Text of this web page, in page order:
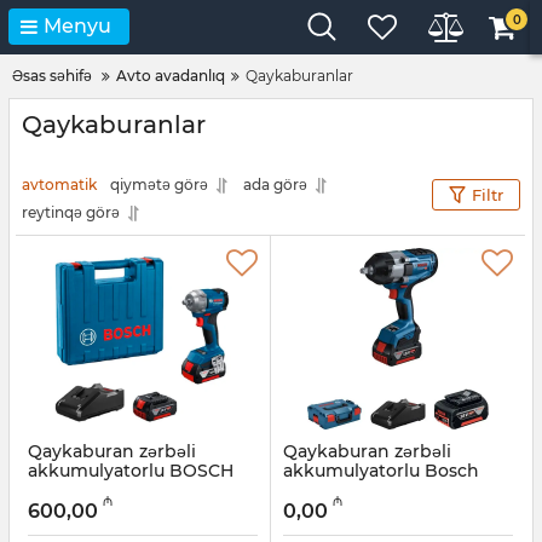
Menyu 0
Əsas səhifə Avto avadanlıq Qaykaburanlar
Qaykaburanlar
avtomatik qiymətə görə
ada görə
reytinqə görə
Filtr
Qaykaburan zərbəli
akkumulyatorlu BOSCH
Artikul: 018000088
600,00 ₼
Qaykaburan zərbəli
akkumulyatorlu Bosch
Artikul:
0,00 ₼